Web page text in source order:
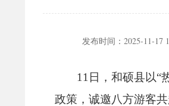
发布时间： 2025-11-17
11日，和硕县以“
政策， 诚邀八方游客共